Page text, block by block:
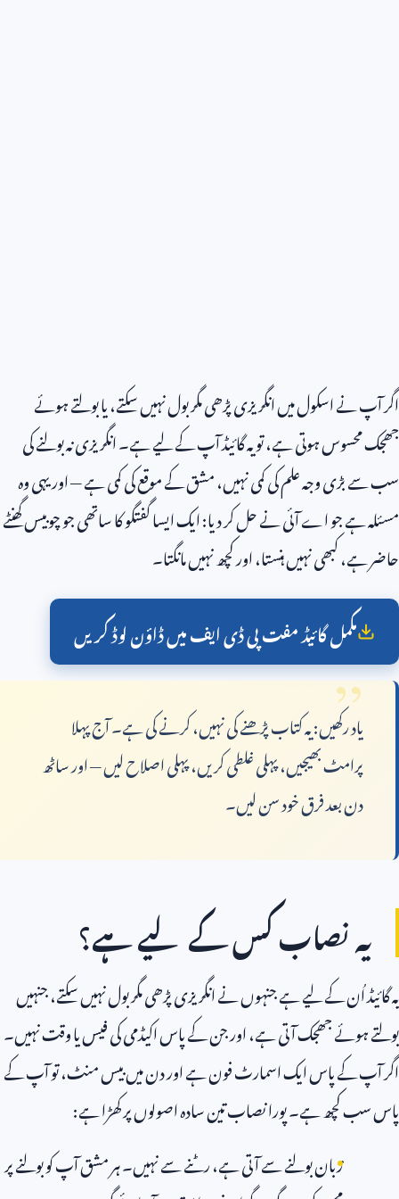
میں انگریزی پڑھی مگر بول نہیں سکتے، یا بولتے ہوئے
ہوتی ہے، تو یہ گائیڈ آپ کے لیے ہے۔ انگریزی نہ بولنے کی
وجہ علم کی کمی نہیں، مشق کے موقع کی کمی ہے — اور یہی وہ
اے آئی نے حل کر دیا: ایک ایسا گفتگو کا ساتھی جو چوبیس گھنٹے
نہیں ہنستا، اور کچھ نہیں مانگتا۔
گائیڈ مفت پی ڈی ایف میں ڈاؤن لوڈ کریں
رکھیں: یہ کتاب پڑھنے کی نہیں، کرنے کی ہے۔ آج پہلا
بھیجیں، پہلی غلطی کریں، پہلی اصلاح لیں — اور ساٹھ
بعد فرق خود سن لیں۔
نصاب کس کے لیے ہے؟
کے لیے ہے جنہوں نے انگریزی پڑھی مگر بول نہیں سکتے، جنہیں
جھجک آتی ہے، اور جن کے پاس اکیڈمی کی فیس یا وقت نہیں۔
پاس ایک اسمارٹ فون ہے اور دن میں بیس منٹ، تو آپ کے
ہے۔ پورا نصاب تین سادہ اصولوں پر کھڑا ہے:
زبان بولنے سے آتی ہے، رٹنے سے نہیں۔ ہر مشق آپ کو بولنے پر